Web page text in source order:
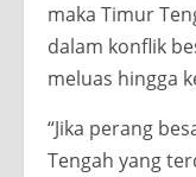
maka Timur
dalam konflik
meluas hingga
“Jika perang
Tengah yang